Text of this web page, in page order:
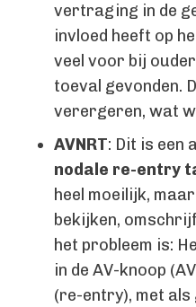
vertraging in de
invloed heeft op
veel voor bij
toeval gevonden.
verergeren, wat
AVNRT: Dit is een
nodale re-entry
heel moeilijk,
bekijken,
het probleem is:
in de AV-knoop
(re-entry), met als